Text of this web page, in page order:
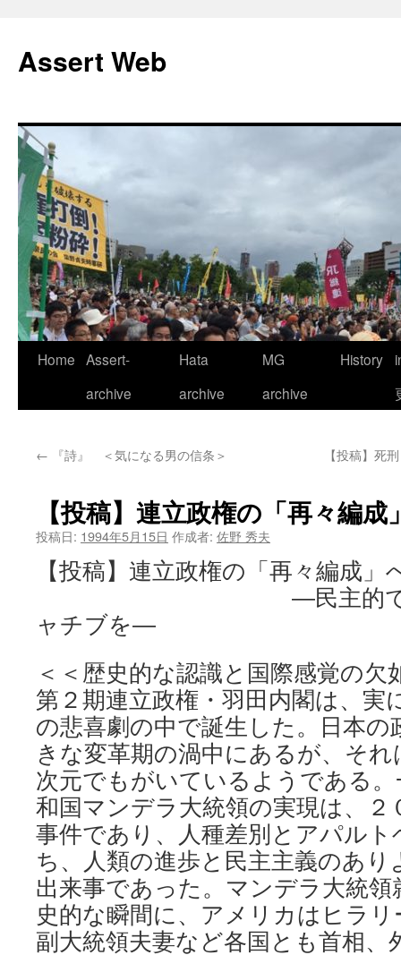
テ
ン
ス
キ
ッ
プ
Assert Web
Home Assert-
archive
Hata
archive
MG
archive
History
← 『詩』 ＜気になる男の信条＞ 【投稿】死
【投稿】連立政権の「再々編成
投稿日: 1994年5月15日 作成者: 佐野 秀夫
【投稿】連立政権の「再々編成」
—民主的で公開さ
ャチブを—
＜＜歴史的な認識と国際感覚の欠
第２期連立政権・羽田内閣は、実
の悲喜劇の中で誕生した。日本の
きな変革期の渦中にあるが、そ
次元でもがいているようである
和国マンデラ大統領の実現は、２
事件であり、人種差別とアパル
ち、人類の進歩と民主主義のあ
出来事であった。マンデラ大統
史的な瞬間に、アメリカはヒラ
副大統領夫妻など各国とも首相、